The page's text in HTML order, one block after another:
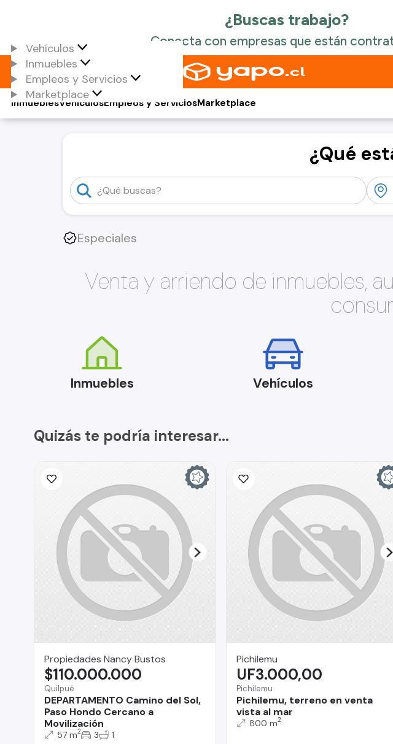
Vehículos
Inmuebles
Empleos y Servicios
Marketplace
Vehículos
Inmuebles Empleos y ServiciosMarketplace
¿Qué
Especiales
Venta y arriendo de inmuebles,
Inmuebles Vehículos
Quizás te podría interesar...
Propiedades Nancy Bustos
Quilpué
DEPARTAMENTO Camino del Sol,
Paso Hondo Cercano a
Movilización
$110.000.000
57 m2 3 1
Pichilemu
Pichilemu
Pichilemu, terreno en venta
vista al mar
UF3.000,00
800 m2